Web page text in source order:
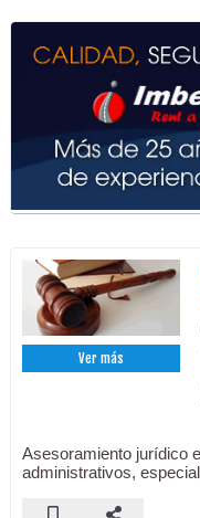
Ver más
Asesoramiento jurídico
administrativos,